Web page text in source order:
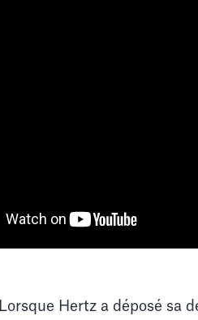
Lorsque Hertz a déposé sa